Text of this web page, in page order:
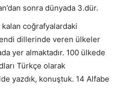
sonra dünyada 3.dür.
kalan coğrafyalardaki
dillerinde veren ülkeler
yer almaktadır. 100 ülkede
Türkçe olarak
yazdık, konuştuk. 14 Alfabe